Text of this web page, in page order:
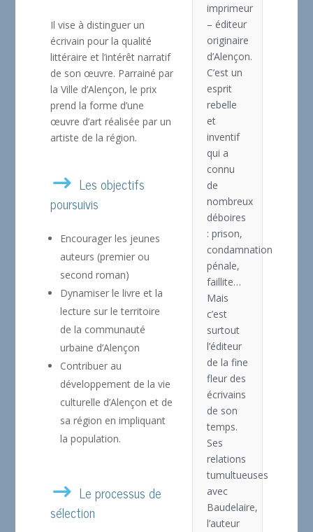
imprimeur
– éditeur
originaire
d’Alençon.
C’est un
esprit
rebelle
et
inventif
qui a
connu
de
nombreux
déboires
: prison,
condamnation
pénale,
faillite…
Mais
c’est
surtout
l’éditeur
de la fine
fleur des
écrivains
de son
temps.
Ses
relations
tumultueuses
avec
Baudelaire,
l’auteur
Il vise à distinguer un
écrivain pour la qualité
littéraire et l’intérêt narratif
de son œuvre. Parrainé par
la Ville d’Alençon, le prix
prend la forme d’une
œuvre d’art réalisée par un
artiste de la région.
Les objectifs
poursuivis
Encourager les jeunes
auteurs (premier ou
second roman)
Dynamiser le livre et la
lecture sur le territoire
de la communauté
urbaine d’Alençon
Contribuer au
développement de la vie
culturelle d’Alençon et de
sa région en impliquant
la population.
Le processus de
sélection